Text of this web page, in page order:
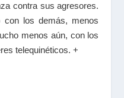
contra sus agresores.
con los demás, menos
menos aún, con los
telequinéticos. +